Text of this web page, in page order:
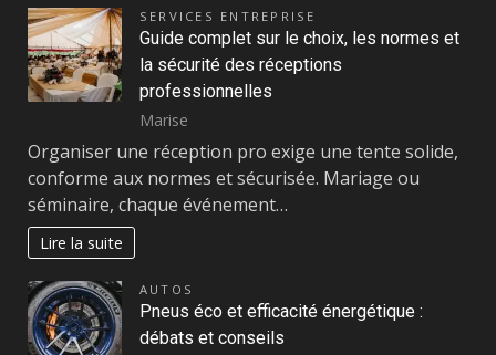
SERVICES ENTREPRISE
Guide complet sur le choix, les normes et
la sécurité des réceptions
professionnelles
Marise
Organiser une réception pro exige une tente solide,
conforme aux normes et sécurisée. Mariage ou
séminaire, chaque événement…
Lire la suite
AUTOS
Pneus éco et efficacité énergétique :
débats et conseils